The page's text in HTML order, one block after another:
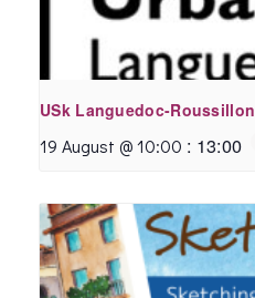
USk Languedoc-Roussillon
19 August @ 10:00 : 13:00